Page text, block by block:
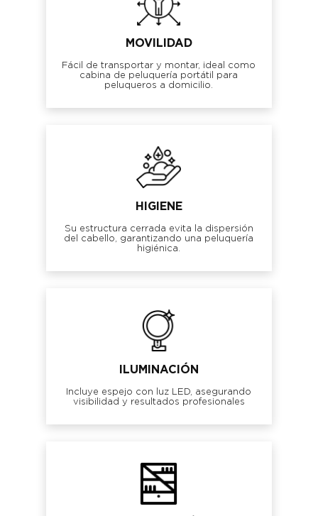
MOVILIDAD
Fácil de transportar y montar, ideal como
cabina de peluquería portátil para
peluqueros a domicilio.
HIGIENE
Su estructura cerrada evita la dispersión
del cabello, garantizando una peluquería
higiénica.
ILUMINACIÓN
Incluye espejo con luz LED, asegurando
visibilidad y resultados profesionales